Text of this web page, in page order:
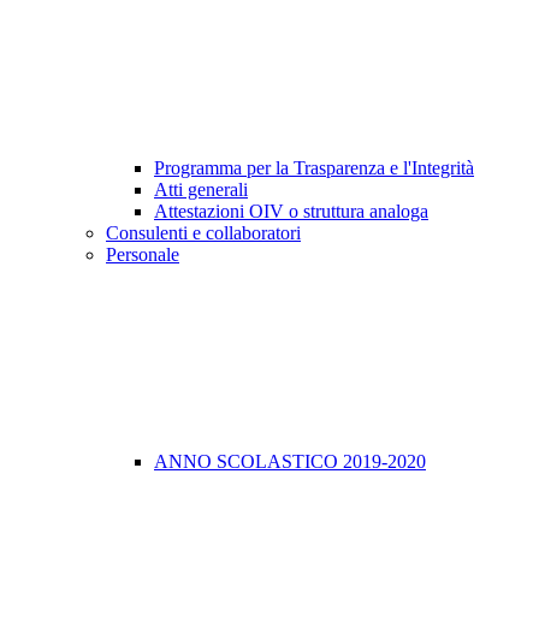
Programma per la Trasparenza e l'Integrità
Atti generali
Attestazioni OIV o struttura analoga
Consulenti e collaboratori
Personale
ANNO SCOLASTICO 2019-2020